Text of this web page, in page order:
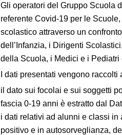
Gli operatori del Gruppo Scuola
referente Covid-19 per le
scolastico attraverso un
dell’Infanzia, i Dirigenti
della Scuola, i Medici e i Pediatri
I dati presentati vengono
il dato sui focolai e sui soggetti
fascia 0-19 anni è estratto dal
i dati relativi ad alunni e classi
positivo e in autosorveglianza,